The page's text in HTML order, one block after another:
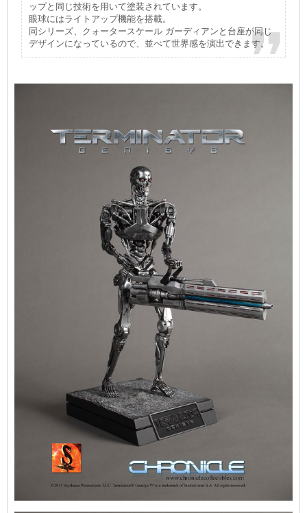
ップと同じ技術を用いて塗装されています。
眼球にはライトアップ機能を搭載。
同シリーズ、クォータースケール ガーディアンと台座が同じ
デザインになっているので、並べて世界感を演出できます。